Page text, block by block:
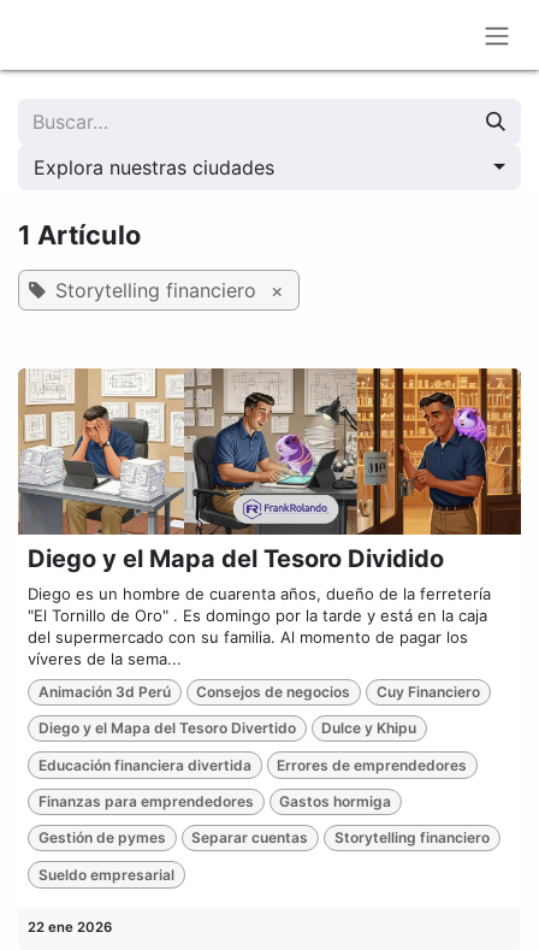
Explora nuestras ciudades
1 Artículo
Storytelling financiero ×
Diego y el Mapa del Tesoro Dividido
Diego es un hombre de cuarenta años, dueño de la ferretería
"El Tornillo de Oro" . Es domingo por la tarde y está en la caja
del supermercado con su familia. Al momento de pagar los
víveres de la sema...
Animación 3d Perú Consejos de negocios Cuy Financiero
Diego y el Mapa del Tesoro Divertido Dulce y Khipu
Educación financiera divertida Errores de emprendedores
Finanzas para emprendedores Gastos hormiga
Gestión de pymes Separar cuentas Storytelling financiero
Sueldo empresarial
22 ene 2026